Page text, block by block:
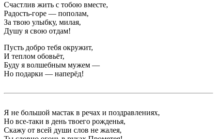
Счастлив жить с тобою вместе,
Радость-горе — пополам,
За твою улыбку, милая,
Душу я свою отдам!
Пусть добро тебя окружит,
И теплом обовьёт,
Буду я волшебным мужем —
Но подарки — наперёд!
Я не большой мастак в речах и поздравлениях,
Но все-таки в день твоего рожденья,
Скажу от всей души слов не жалея,